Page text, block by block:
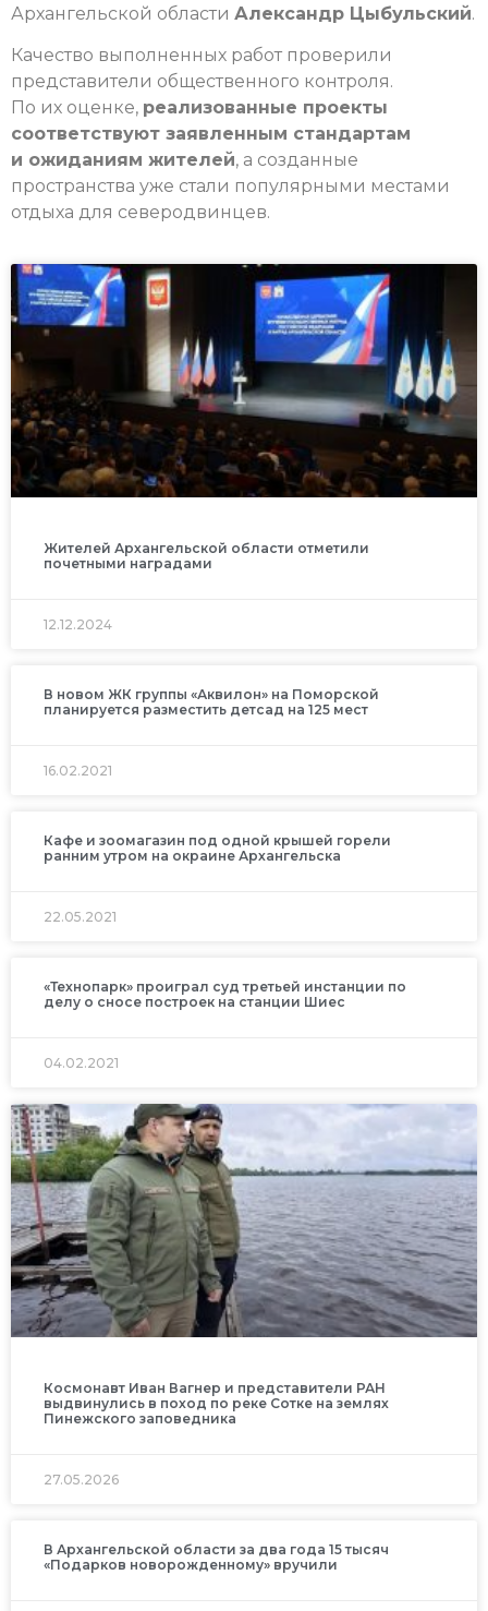
Архангельской области Александр Цыбульский.
Качество выполненных работ проверили
представители общественного контроля.
По их оценке, реализованные проекты
соответствуют заявленным стандартам
и ожиданиям жителей, а созданные
пространства уже стали популярными местами
отдыха для северодвинцев.
Жителей Архангельской области отметили
почетными наградами
12.12.2024
В новом ЖК группы «Аквилон» на Поморской
планируется разместить детсад на 125 мест
16.02.2021
Кафе и зоомагазин под одной крышей горели
ранним утром на окраине Архангельска
22.05.2021
«Технопарк» проиграл суд третьей инстанции по
делу о сносе построек на станции Шиес
04.02.2021
Космонавт Иван Вагнер и представители РАН
выдвинулись в поход по реке Сотке на землях
Пинежского заповедника
27.05.2026
В Архангельской области за два года 15 тысяч
«Подарков новорожденному» вручили